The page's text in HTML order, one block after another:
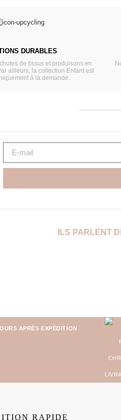
DURABLES
de tissus et produisons en
ailleurs, la collection Enfant est
à la demande.
ILS PARLENT
APRÈS EXPÉDITION
RAPIDE